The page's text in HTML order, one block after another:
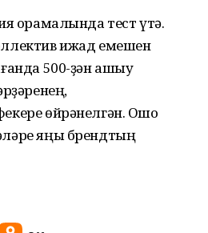
ҡорамалында тест үтә.
ижад емешен
500-ҙән ашыу
өйрәнелгән. Ошо
яңы брендтың